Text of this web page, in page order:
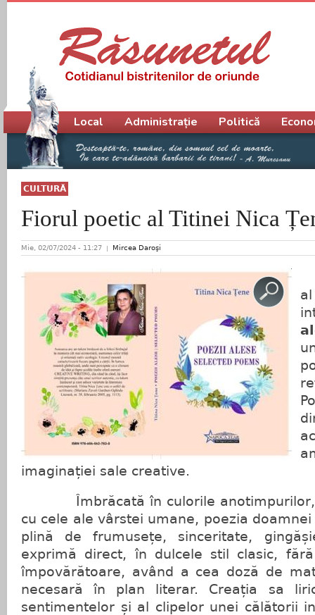
CULTURĂ
Fiorul poetic al Titinei Nica
Mie, 02/07/2024 - 11:27 Mircea Daroşi
imaginației sale creative.
Îmbrăcată în culorile anotimpurilor,
cu cele ale vârstei umane, poezia
plină de frumusețe, sinceritate,
exprimă direct, în dulcele stil clasic,
împovărătoare, având a cea doză de
necesară în plan literar. Creația sa
sentimentelor și al clipelor unei călătorii
Meniu principal
Local Administrație Politică